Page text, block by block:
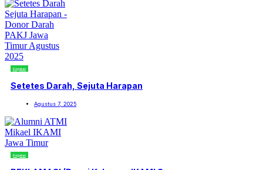
Kegiatan
Setetes Darah, Sejuta Harapan
Agustus 7, 2025
Kegiatan